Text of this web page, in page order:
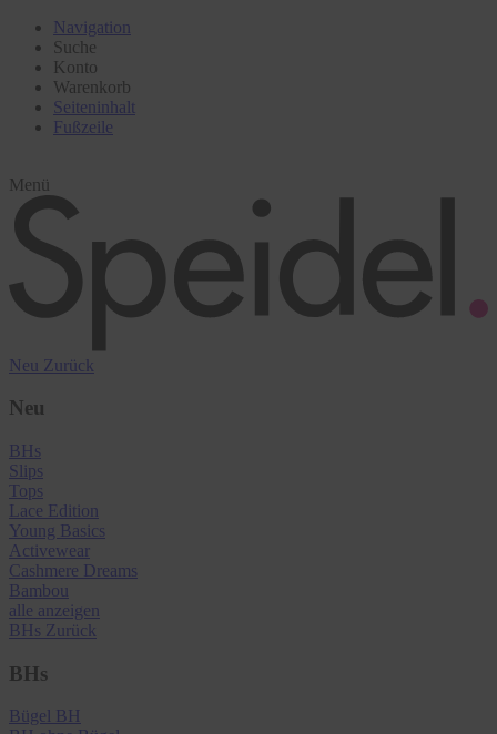
Navigation
Suche
Konto
Warenkorb
Seiteninhalt
Fußzeile
Menü
Neu Zurück
Neu
BHs
Slips
Tops
Lace Edition
Young Basics
Activewear
Cashmere Dreams
Bambou
alle anzeigen
BHs Zurück
BHs
Bügel BH